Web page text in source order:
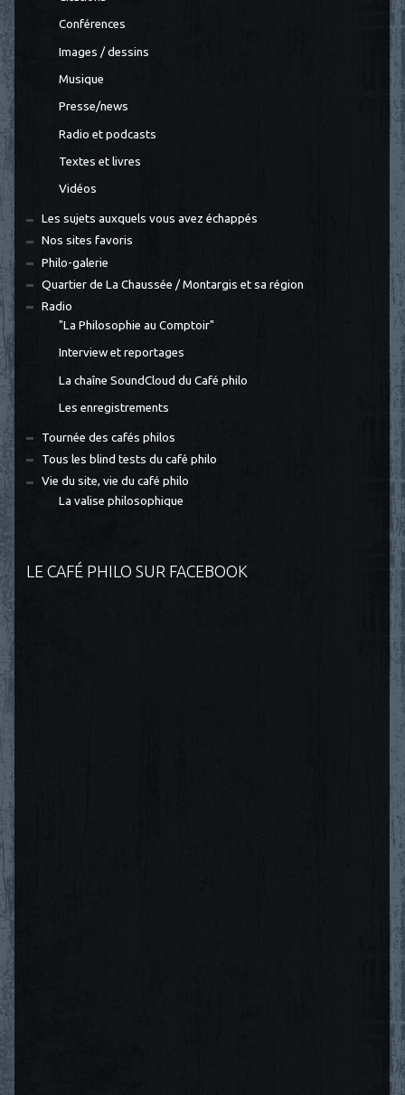
Conférences
Images / dessins
Musique
Presse/news
Radio et podcasts
Textes et livres
Vidéos
Les sujets auxquels vous avez échappés
Nos sites favoris
Philo-galerie
Quartier de La Chaussée / Montargis et sa région
Radio
"La Philosophie au Comptoir"
Interview et reportages
La chaîne SoundCloud du Café philo
Les enregistrements
Tournée des cafés philos
Tous les blind tests du café philo
Vie du site, vie du café philo
La valise philosophique
LE CAFÉ PHILO SUR FACEBOOK